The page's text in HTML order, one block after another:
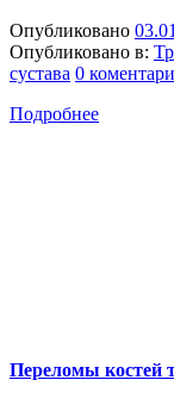
Опубликовано
Опубликовано в:
сустава 0
Подробнее
Переломы костей